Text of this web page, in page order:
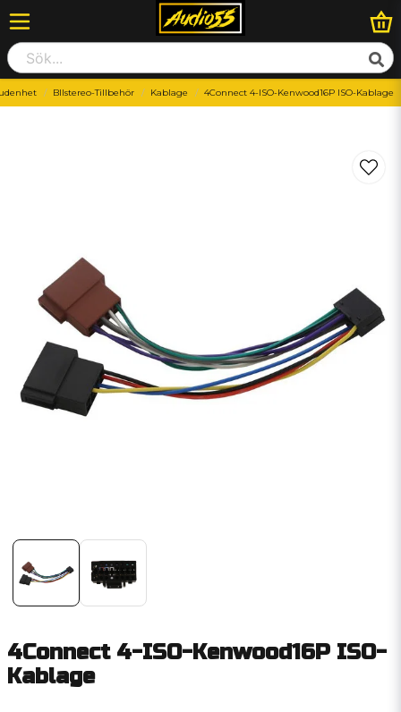
BIlstereo-Tillbehör Kablage 4Connect 4-ISO-Kenwood16P ISO-Kablage
4Connect 4-ISO-Kenwood16P ISO-
Kablage